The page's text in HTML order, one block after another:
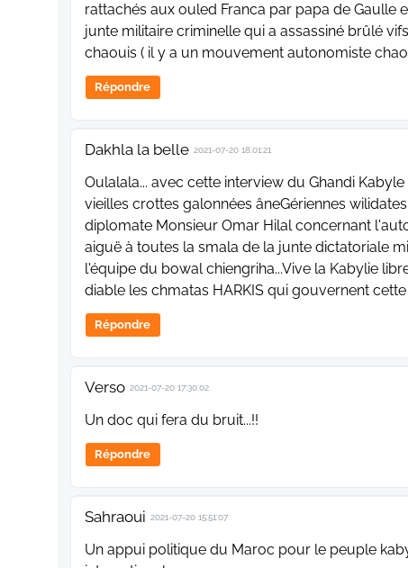
rattachés aux ouled Franca par papa de Gaulle
junte militaire criminelle qui a assassiné brûlé
chaouis ( il y a un mouvement autonomiste
Répondre
Dakhla la belle 2021-07-20 18:01:21
Oulalala... avec cette interview du Ghandi
vieilles crottes galonnées âneGériennes
diplomate Monsieur Omar Hilal concernant
aiguë à toutes la smala de la junte dictatoriale
l'équipe du bowal chiengriha...Vive la Kabylie
diable les chmatas HARKIS qui gouvernent
Répondre
Verso 2021-07-20 17:30:02
Un doc qui fera du bruit...!!
Répondre
Sahraoui 2021-07-20 15:51:07
Un appui politique du Maroc pour le peuple